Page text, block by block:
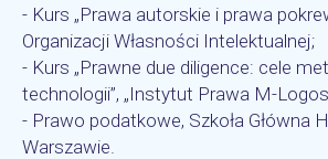
- Kurs „Prawa autorskie i prawa
Organizacji Własności Intelektualnej;
- Kurs „Prawne due diligence: cele
technologii”, „Instytut Prawa M-
- Prawo podatkowe, Szkoła Główna
Warszawie.